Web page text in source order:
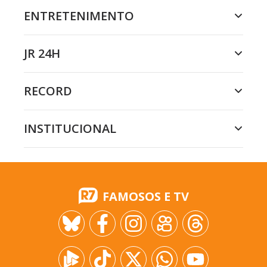
ENTRETENIMENTO
JR 24H
RECORD
INSTITUCIONAL
FAMOSOS E TV